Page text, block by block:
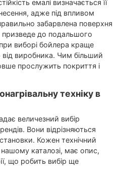
емалі визначається її
адже під впливом
забарвлена ​​поверхня
призведе до подальшого
виборі бойлера краще
від виробника. Чим більший
прослужить покриття і
техніку в
величезний вибір
Вони відрізняються
Кожен технічний
каталозі, має опис,
що робить вибір ще